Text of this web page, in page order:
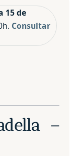
15 de
Consultar
–